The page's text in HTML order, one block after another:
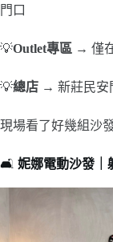
門口
💡Outlet專區 → 僅
💡總店 → 新莊民安
現場看了好幾組沙
🛋️ 妮娜電動沙發｜